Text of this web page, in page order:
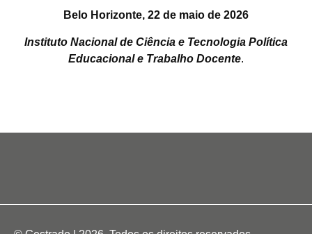
Belo Horizonte, 22 de maio de 2026
Instituto Nacional de Ciência e Tecnologia Política
Educacional e Trabalho Docente.